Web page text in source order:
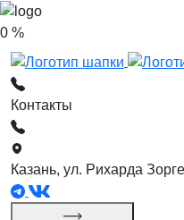
0 %
Контакты
Казань, ул. Рихарда